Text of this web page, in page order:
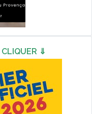
CLIQUER ⇓